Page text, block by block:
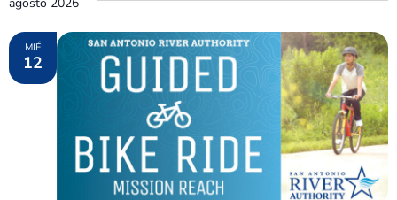
de
de
de
MIÉ
12